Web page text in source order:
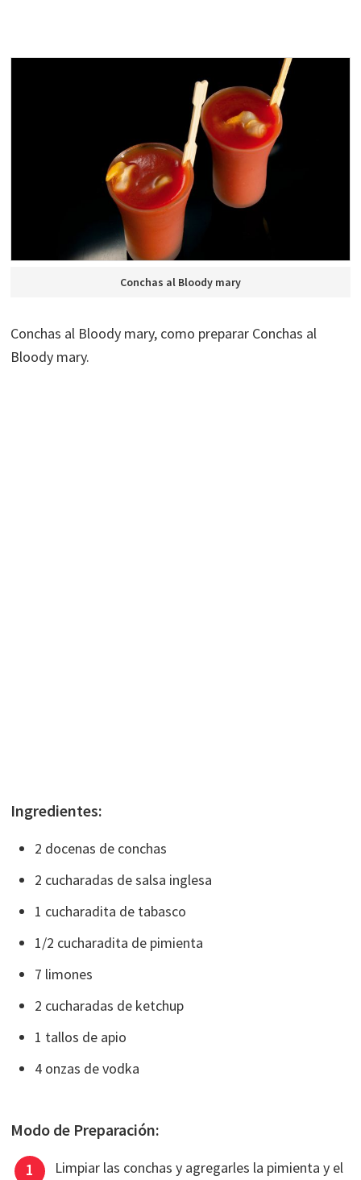
Conchas al Bloody mary
Conchas al Bloody mary, como preparar Conchas al
Bloody mary.
Ingredientes:
2 docenas de conchas
2 cucharadas de salsa inglesa
1 cucharadita de tabasco
1/2 cucharadita de pimienta
7 limones
2 cucharadas de ketchup
1 tallos de apio
4 onzas de vodka
Modo de Preparación:
Limpiar las conchas y agregarles la pimienta y el